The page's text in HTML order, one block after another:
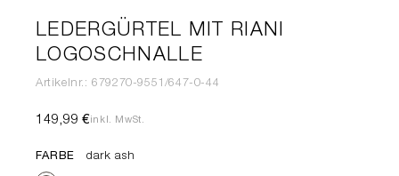
LEDERGÜRTEL MIT RIANI
LOGOSCHNALLE
Artikelnr.: 679270-9551/647-0-44
149,99 €inkl. MwSt.
FARBE dark ash